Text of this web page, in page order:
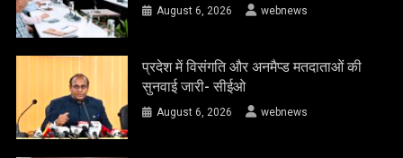
August 6, 2026 webnews
प्रदेश में विसंगति और अनमैप्ड मतदाताओं की
सुनवाई जारी- सीईओ
August 6, 2026 webnews